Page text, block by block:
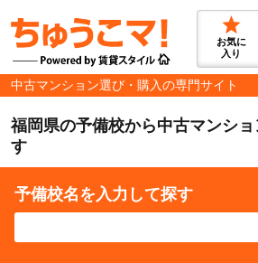
お気に
入り
中古マンション選び・購入の専門サイト
福岡県の予備校から中古マンシ
す
予備校名を入力して探す